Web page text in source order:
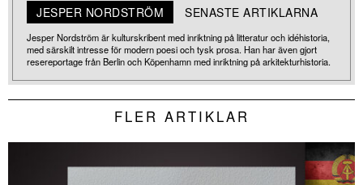
JESPER NORDSTRÖM SENASTE ARTIKLARNA
Jesper Nordström är kulturskribent med inriktning på litteratur och idéhistoria,
med särskilt intresse för modern poesi och tysk prosa. Han har även gjort
resereportage från Berlin och Köpenhamn med inriktning på arkitekturhistoria.
FLER ARTIKLAR